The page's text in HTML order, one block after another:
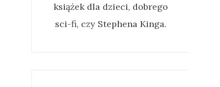
książek dla dzieci, dobrego
sci-fi, czy Stephena Kinga.